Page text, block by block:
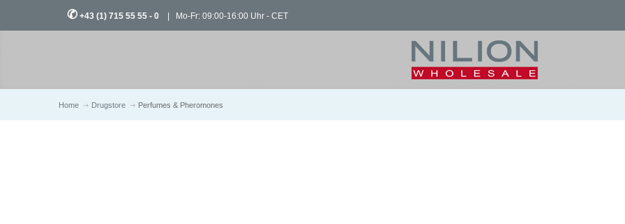
✆ +43 (1) 715 55 55 - 0 | Mo-Fr: 09:00-16:00 Uhr - CET
Home Drugstore Perfumes & Pheromones